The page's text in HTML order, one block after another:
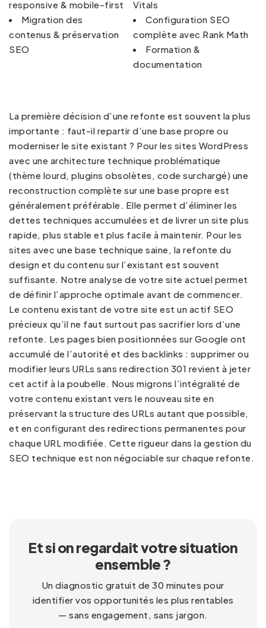
responsive & mobile-first
Migration des
contenus & préservation
SEO
Vitals
Configuration SEO
complète avec Rank Math
Formation &
documentation
La première décision d’une refonte est souvent la plus
importante : faut-il repartir d’une base propre ou
moderniser le site existant ? Pour les sites WordPress
avec une architecture technique problématique
(thème lourd, plugins obsolètes, code surchargé) une
reconstruction complète sur une base propre est
généralement préférable. Elle permet d’éliminer les
dettes techniques accumulées et de livrer un site plus
rapide, plus stable et plus facile à maintenir. Pour les
sites avec une base technique saine, la refonte du
design et du contenu sur l’existant est souvent
suffisante. Notre analyse de votre site actuel permet
de définir l’approche optimale avant de commencer.
Le contenu existant de votre site est un actif SEO
précieux qu’il ne faut surtout pas sacrifier lors d’une
refonte. Les pages bien positionnées sur Google ont
accumulé de l’autorité et des backlinks : supprimer ou
modifier leurs URLs sans redirection 301 revient à jeter
cet actif à la poubelle. Nous migrons l’intégralité de
votre contenu existant vers le nouveau site en
préservant la structure des URLs autant que possible,
et en configurant des redirections permanentes pour
chaque URL modifiée. Cette rigueur dans la gestion du
SEO technique est non négociable sur chaque refonte.
Et si on regardait votre situation
ensemble ?
Un diagnostic gratuit de 30 minutes pour
identifier vos opportunités les plus rentables
— sans engagement, sans jargon.